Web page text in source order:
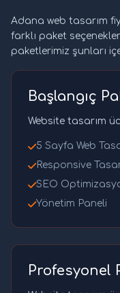
Adana web tasarım
farklı paket
paketlerimiz şunları
Başlangıç
Website tasarım
5 Sayfa Web
Responsive
SEO
Yönetim Paneli
Profesyonel